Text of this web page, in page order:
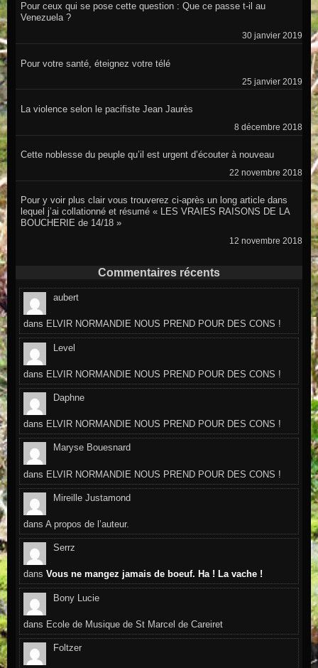
Pour ceux qui se pose cette question : Que ce passe t-il au
Venezuela ?
30 janvier 2019
Pour votre santé, éteignez votre télé
25 janvier 2019
La violence selon le pacifiste Jean Jaurès
8 décembre 2018
Cette noblesse du peuple qu’il est urgent d’écouter à nouveau
22 novembre 2018
Pour y voir plus clair vous trouverez ci-après un long article dans
lequel j’ai collationné et résumé « LES VRAIES RAISONS DE LA
BOUCHERIE de 14/18 »
12 novembre 2018
Commentaires récents
aubert
dans ELVIR NORMANDIE NOUS PREND POUR DES CONS !
Level
dans ELVIR NORMANDIE NOUS PREND POUR DES CONS !
Daphne
dans ELVIR NORMANDIE NOUS PREND POUR DES CONS !
Maryse Bouesnard
dans ELVIR NORMANDIE NOUS PREND POUR DES CONS !
Mireille Justamond
dansA propos de l’auteur.
Serrz
dansVous ne mangez jamais de boeuf. Ha ! La vache !
Bony Lucie
dans Ecole de Musique de St Marcel de Careiret
Foltzer